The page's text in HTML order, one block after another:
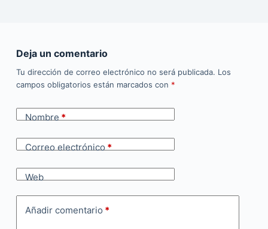
Deja un comentario
Tu dirección de correo electrónico no será publicada. Los
campos obligatorios están marcados con *
Nombre*
Correo electrónico*
Web
Añadir comentario *